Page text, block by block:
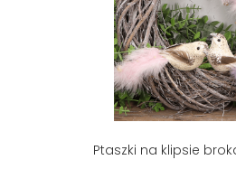
Ptaszki na klipsie